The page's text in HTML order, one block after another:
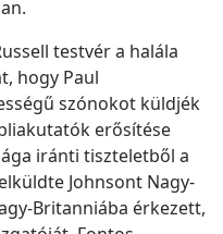
testvér a halála
hogy Paul
szónokot küldjék
erősítése
iránti tiszteletből a
Johnsont Nagy-
Britanniába érkezett,